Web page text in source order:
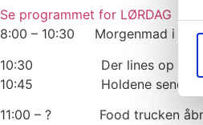
Se programmet for LØRDAG
8:00 – 10:30 Morgenmad i
10:30 Der lines op til
10:45 Holdene sendes
11:00 – ? Food trucken